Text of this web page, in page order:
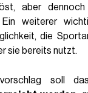
aber dennoch
weiterer
die
sie bereits nutzt.
soll